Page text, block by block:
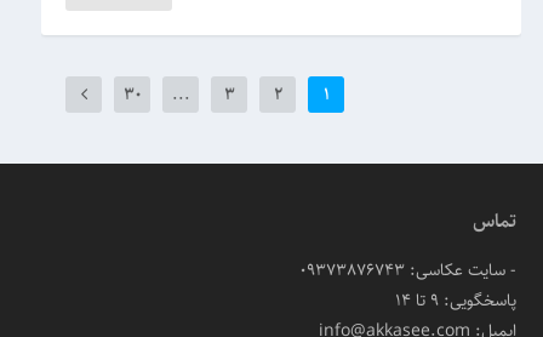
1
2
3
...
30
تماس
- سایت عکاسی: 09373876743
پاسخگویی: ۹ تا ۱۴
ایمیل: info@akkasee.com